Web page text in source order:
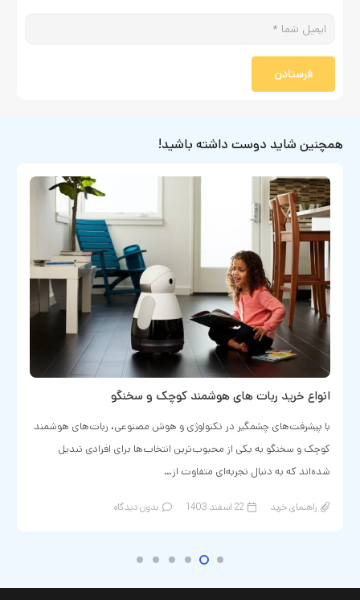
فرستادن
همچنین شاید دوست داشته باشید!
گوشی‌های تاشو اپل: تاریخ عرضه و پیش‌بینی‌های…
براساس گزارش‌های اخیر، اپل در حال بررسی مدل‌های اولیه گوشی‌های
آیفون تاشو است؛ از طرفی مدیران همچنان مطمئن نیستند که آیا این
تکنولوژی جواب می‌دهد یا خیر. بنابراین…
راهنمای خرید 6 فروردین 1403